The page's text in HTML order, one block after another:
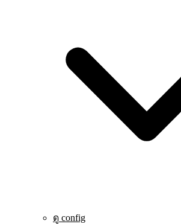
ดู config